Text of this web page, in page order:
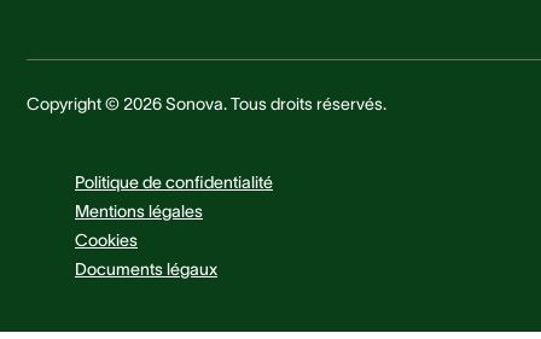
Copyright © 2026 Sonova. Tous droits réservés.
Politique de confidentialité
Mentions légales
Cookies
Documents légaux